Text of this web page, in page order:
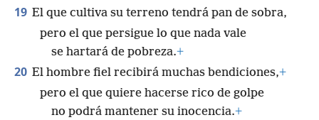
19 El que cultiva su terreno tendrá pan de sobra,
pero el que persigue lo que nada vale
se hartará de pobreza.+
20 El hombre fiel recibirá muchas bendiciones,+
pero el que quiere hacerse rico de golpe
no podrá mantener su inocencia.+